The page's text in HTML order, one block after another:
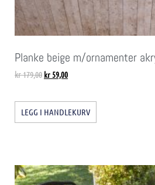
Planke beige m/ornamenter
kr179,00 kr 59,00
LEGG I HANDLEKURV